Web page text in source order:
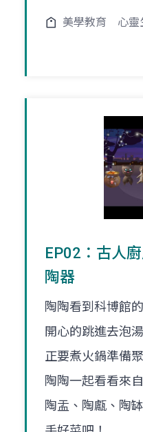
美學教育 心靈
EP02：古人
陶器
陶陶看到科博館
開心的跳進去泡
正要煮火鍋準備
陶陶一起看看來
陶盂、陶甗、陶